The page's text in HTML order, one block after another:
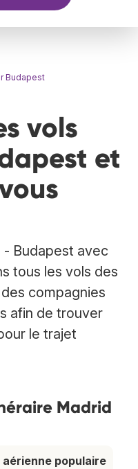
Budapest
vols
et
Budapest avec
tous les vols des
compagnies
afin de trouver
le trajet
Madrid
aérienne populaire